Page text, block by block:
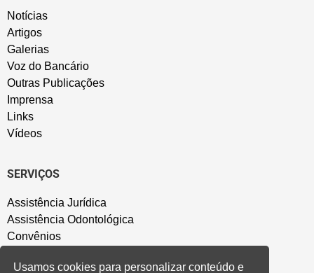
Notícias
Artigos
Galerias
Voz do Bancário
Outras Publicações
Imprensa
Links
Vídeos
SERVIÇOS
Assistência Jurídica
Assistência Odontológica
Convênios
Salão de Festa
Usamos cookies para personalizar conteúdo e